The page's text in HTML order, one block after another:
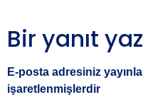
Bir yanıt
E-posta adresiniz
işaretlenmişlerdir